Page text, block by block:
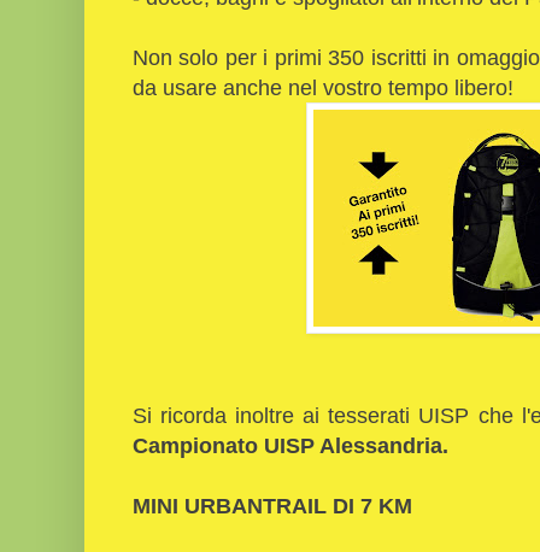
Non solo per i primi 350 iscritti in
da usare anche nel vostro tempo libero!
Si ricorda inoltre ai tesserati UISP che
Campionato UISP Alessandria.
MINI URBANTRAIL DI 7 KM